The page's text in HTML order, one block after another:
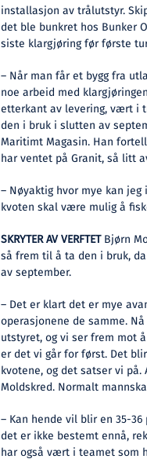
installasjon av trålutstyr.
det ble bunkret hos Bunker
siste klargjøring før første
– Når man får et bygg fra
noe arbeid med
etterkant av levering, vært i
den i bruk i slutten av
Maritimt Magasin. Han
har ventet på Granit, så litt
– Nøyaktig hvor mye kan
kvoten skal være mulig å
SKRYTER AV VERFTETBjørn
så frem til å ta den i bruk,
av september.
– Det er klart det er mye
operasjonene de samme.
utstyret, og vi ser frem mot
er det vi går for først. Det
kvotene, og det satser vi
Moldskred. Normalt
– Kan hende vil blir en 35-
det er ikke bestemt ennå,
har også vært i teamet som